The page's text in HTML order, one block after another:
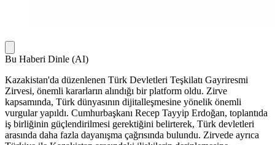
Bu Haberi Dinle (AI)
Kazakistan'da düzenlenen Türk Devletleri Teşkilatı Gayriresmi
Zirvesi, önemli kararların alındığı bir platform oldu. Zirve
kapsamında, Türk dünyasının dijitalleşmesine yönelik önemli
vurgular yapıldı. Cumhurbaşkanı Recep Tayyip Erdoğan, toplantıda
iş birliğinin güçlendirilmesi gerektiğini belirterek, Türk devletleri
arasında daha fazla dayanışma çağrısında bulundu. Zirvede ayrıca